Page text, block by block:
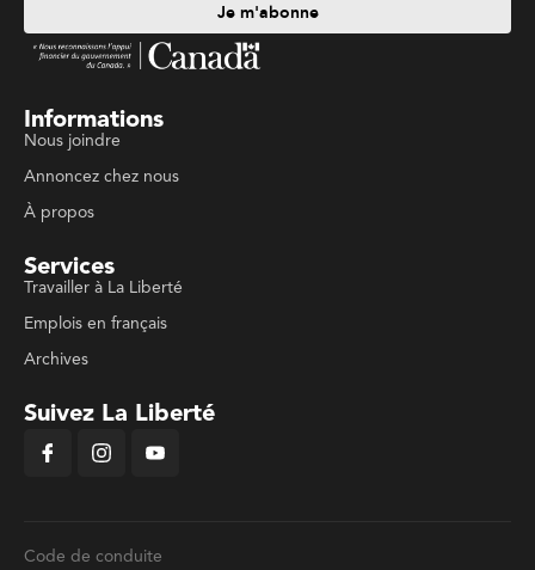
Je m'abonne
Informations
Nous joindre
Annoncez chez nous
À propos
Services
Travailler à La Liberté
Emplois en français
Archives
Suivez La Liberté
Code de conduite